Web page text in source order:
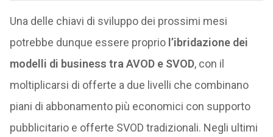
Una delle chiavi di sviluppo dei prossimi mesi
potrebbe dunque essere proprio l’ibridazione dei
modelli di business tra AVOD e SVOD, con il
moltiplicarsi di offerte a due livelli che combinano
piani di abbonamento più economici con supporto
pubblicitario e offerte SVOD tradizionali. Negli ultimi